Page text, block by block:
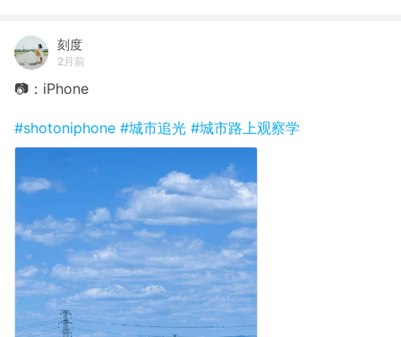
刻度
2月前
📷：iPhone
#shotoniphone #城市追光 #城市路上观察学